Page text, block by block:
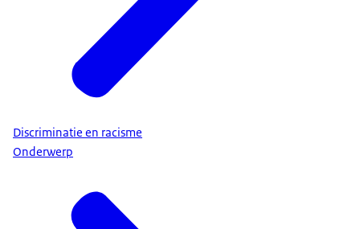
Discriminatie en racisme
Onderwerp